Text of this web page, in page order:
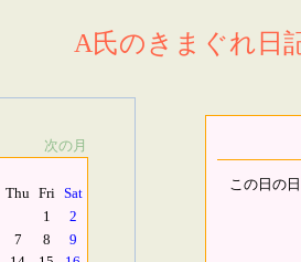
A氏のきまぐれ日
次の月
Thu Fri Sat
1
2
7 8
9
この日の